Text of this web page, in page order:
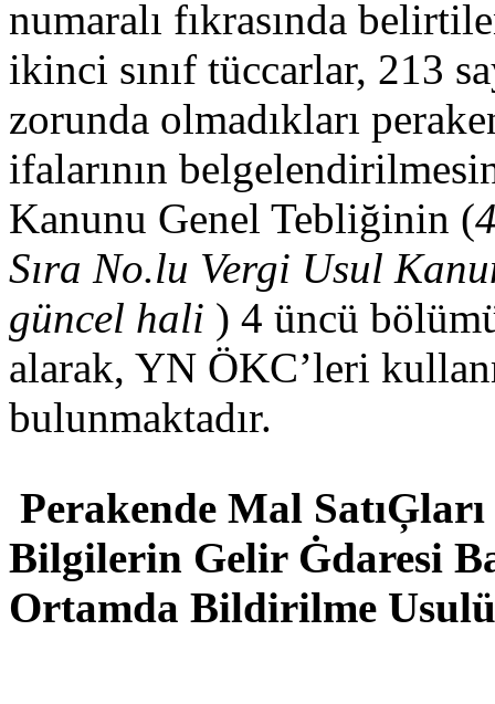
numaralı fıkrasında
ikinci sınıf tüccarlar, 213
zorunda olmadıkları
ifalarının
Kanunu Genel Tebliğinin (
Sıra No.lu Vergi Usul
güncel hali ) 4 üncü
alarak, YN ÖKC’leri
bulunmaktadır.
Perakende Mal
Bilgilerin Gelir Ġdaresi
Ortamda Bildirilme Usulü